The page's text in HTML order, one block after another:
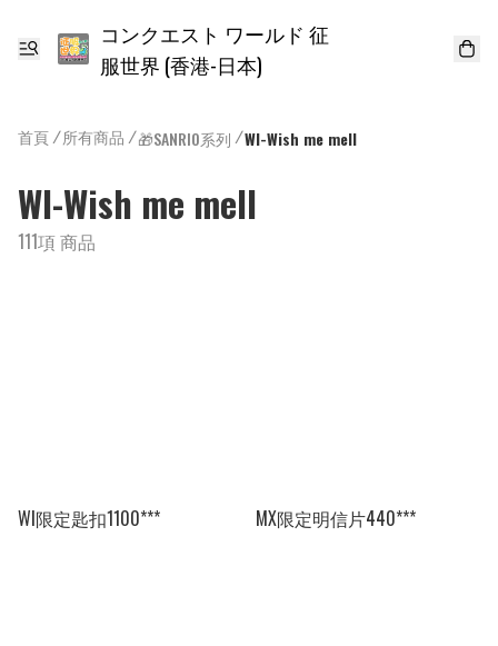
コンクエスト ワールド 征
服世界 (香港-日本)
首頁/所有商品 /🎁SANRIO系列 /WI-Wish me mell
WI-Wish me mell
111項 商品
WI限定匙扣1100*** MX限定明信片440***